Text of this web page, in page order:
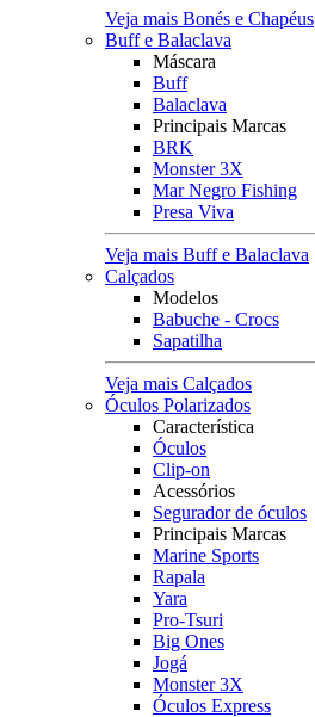
Veja mais Bonés e Chapéus
Buff e Balaclava
Máscara
Buff
Balaclava
Principais Marcas
BRK
Monster 3X
Mar Negro Fishing
Presa Viva
Veja mais Buff e Balaclava
Calçados
Modelos
Babuche - Crocs
Sapatilha
Veja mais Calçados
Óculos Polarizados
Característica
Óculos
Clip-on
Acessórios
Segurador de óculos
Principais Marcas
Marine Sports
Rapala
Yara
Pro-Tsuri
Big Ones
Jogá
Monster 3X
Óculos Express